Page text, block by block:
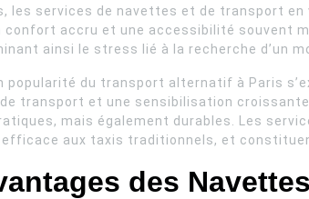
les services de navettes et de transport
confort accru et une accessibilité souvent
ainsi le stress lié à la recherche d’un
popularité du transport alternatif à Paris
transport et une sensibilisation
mais également durables. Les
aux taxis traditionnels, et
des